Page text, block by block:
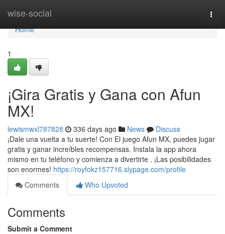
wise-social
Home
Home
1
¡Gira Gratis y Gana con Afun
MX!
lewismwxl787828 336 days ago News
Discuss
¡Dale una vuelta a tu suerte! Con El juego Afun MX, puedes jugar
gratis y ganar increíbles recompensas. Instala la app ahora
mismo en tu teléfono y comienza a divertirte . ¡Las posibilidades
son enormes! https://royfokz157716.slypage.com/profile
Comments
Who Upvoted
Comments
Submit a Comment